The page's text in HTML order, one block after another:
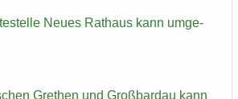
Neues Rat­haus kann um­ge­
Gre­then und Groß­bardau kann